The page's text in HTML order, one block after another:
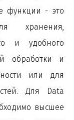
функции - это
хранения,
и удобного
обработки и
или для
Для Data
высшее